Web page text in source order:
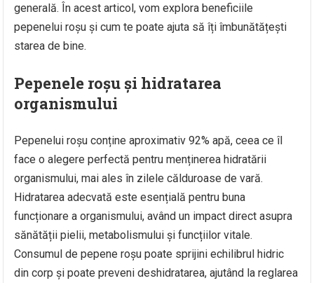
generală. În acest articol, vom explora beneficiile
pepenelui roșu și cum te poate ajuta să îți îmbunătățești
starea de bine.
Pepenele roșu și hidratarea
organismului
Pepenelui roșu conține aproximativ 92% apă, ceea ce îl
face o alegere perfectă pentru menținerea hidratării
organismului, mai ales în zilele călduroase de vară.
Hidratarea adecvată este esențială pentru buna
funcționare a organismului, având un impact direct asupra
sănătății pielii, metabolismului și funcțiilor vitale.
Consumul de pepene roșu poate sprijini echilibrul hidric
din corp și poate preveni deshidratarea, ajutând la reglarea